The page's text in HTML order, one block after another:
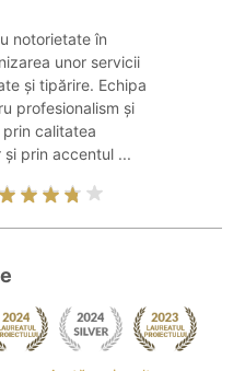
notorietate în
unor servicii
și tipărire. Echipa
profesionalism și
calitatea
și prin accentul ...